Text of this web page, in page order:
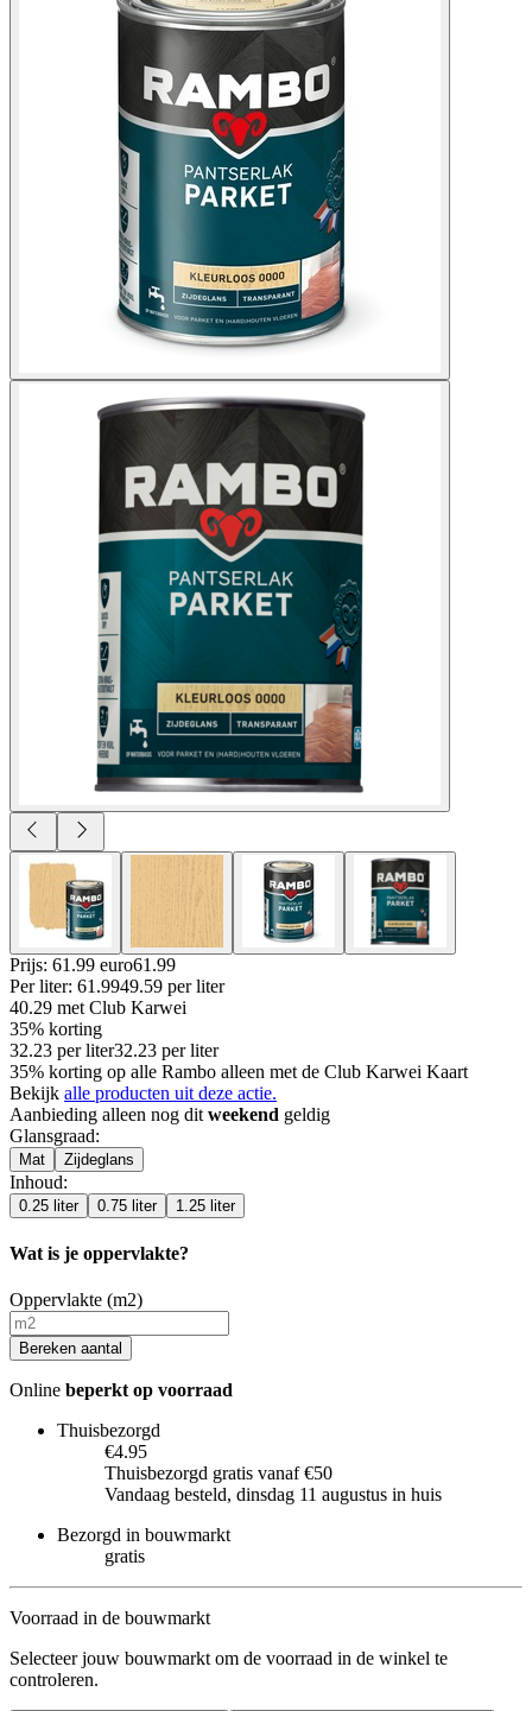
Prijs: 61.99 euro61 .99
Per liter: 61.9949.59 per liter
40.29 met Club Karwei
35% korting
32.23 per liter32.23 per liter
35% korting op alle Rambo alleen met de Club Karwei Kaart
Bekijk alle producten uit deze actie.
Aanbieding alleen nog dit weekend geldig
Glansgraad:
Mat Zijdeglans
Inhoud:
0.25 liter 0.75 liter 1.25 liter
Wat is je oppervlakte?
Oppervlakte (m2)
Bereken aantal
Online beperkt op voorraad
Thuisbezorgd
€4.95
Thuisbezorgd gratis vanaf €50
Vandaag besteld, dinsdag 11 augustus in huis
Bezorgd in bouwmarkt
gratis
Voorraad in de bouwmarkt
Selecteer jouw bouwmarkt om de voorraad in de winkel te
controleren.